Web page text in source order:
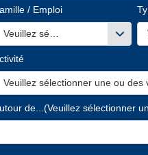
/ Emploi
Veuillez sélectionner une ou des
Veuillez sélectionner une ou des
de...(Veuillez sélectionner